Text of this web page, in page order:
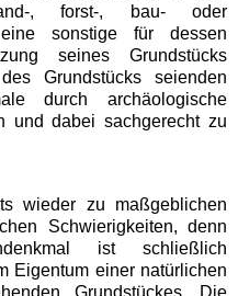
, forst-, bau- oder
eine sonstige für dessen
seines Grundstücks
Grundstücks seienden
durch archäologische
und dabei sachgerecht zu
wieder zu maßgeblichen
Schwierigkeiten, denn
ist schließlich
Eigentum einer natürlichen
Grundstückes. Die